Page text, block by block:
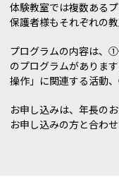
体験教室では複数ある
保護者様もそれぞれの
プログラムの内容は、
のプログラムがありま
操作」に関連する活動
お申し込みは、年長の
お申し込みの方と合わ